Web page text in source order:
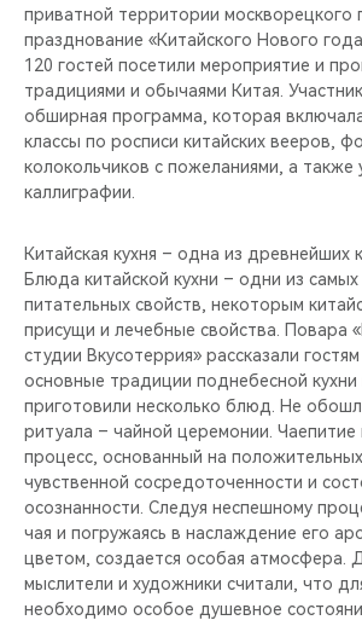
приватной территории москворецкого
празднование «Китайского Нового года
120 гостей посетили мероприятие и
традициями и обычаями Китая.
обширная программа, которая
классы по росписи китайских вееров,
колокольчиков с пожеланиями, а также
каллиграфии.
Китайская кухня – одна из древнейших
Блюда китайской кухни – одни из
питательных свойств, некоторым
присущи и лечебные свойства. Повара
студии Вкусотеррия» рассказали
основные традиции поднебесной кухни
приготовили несколько блюд. Не
ритуала – чайной церемонии. Чаепитие
процесс, основанный на положительных
чувственной сосредоточенности и
осознанности. Следуя неспешному
чая и погружаясь в наслаждение его
цветом, создается особая атмосфера.
мыслители и художники считали, что
необходимо особое душевное